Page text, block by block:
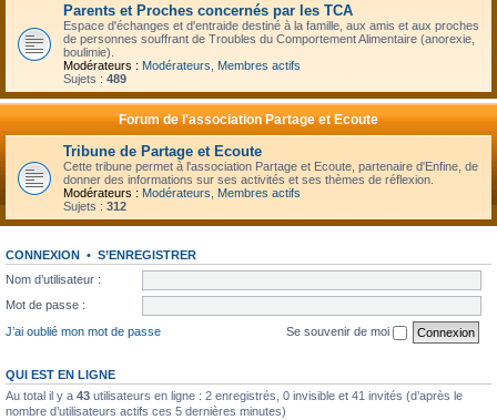
Parents et Proches concernés par les TCA
Espace d'échanges et d'entraide destiné à la famille, aux amis et aux proches
de personnes souffrant de Troubles du Comportement Alimentaire (anorexie,
boulimie).
Modérateurs : Modérateurs
Membres actifs
Sujets : 489
Forum de l'association Partage et Ecoute
Tribune de Partage et Ecoute
Cette tribune permet à l'association Partage et Ecoute, partenaire d'Enfine, de
donner des informations sur ses activités et ses thèmes de réflexion.
Modérateurs : Modérateurs
Membres actifs
Sujets : 312
CONNEXION • S’ENREGISTRER
Nom d’utilisateur :
Mot de passe :
J’ai oublié mon mot de passe
Se souvenir de moi
QUI EST EN LIGNE
Au total il y a 43 utilisateurs en ligne : 2 enregistrés, 0 invisible et 41 invités (d’après le
nombre d’utilisateurs actifs ces 5 dernières minutes)